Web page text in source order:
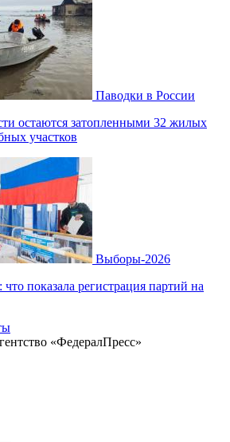
Паводки в России
остаются затопленными 32 жилых
участков
Выборы-2026
что показала регистрация партий на
«ФедералПресс»